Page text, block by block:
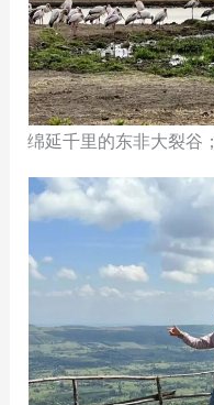
绵延千里的东非大裂谷；